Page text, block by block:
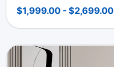
$1,999.00 - $2,699.00